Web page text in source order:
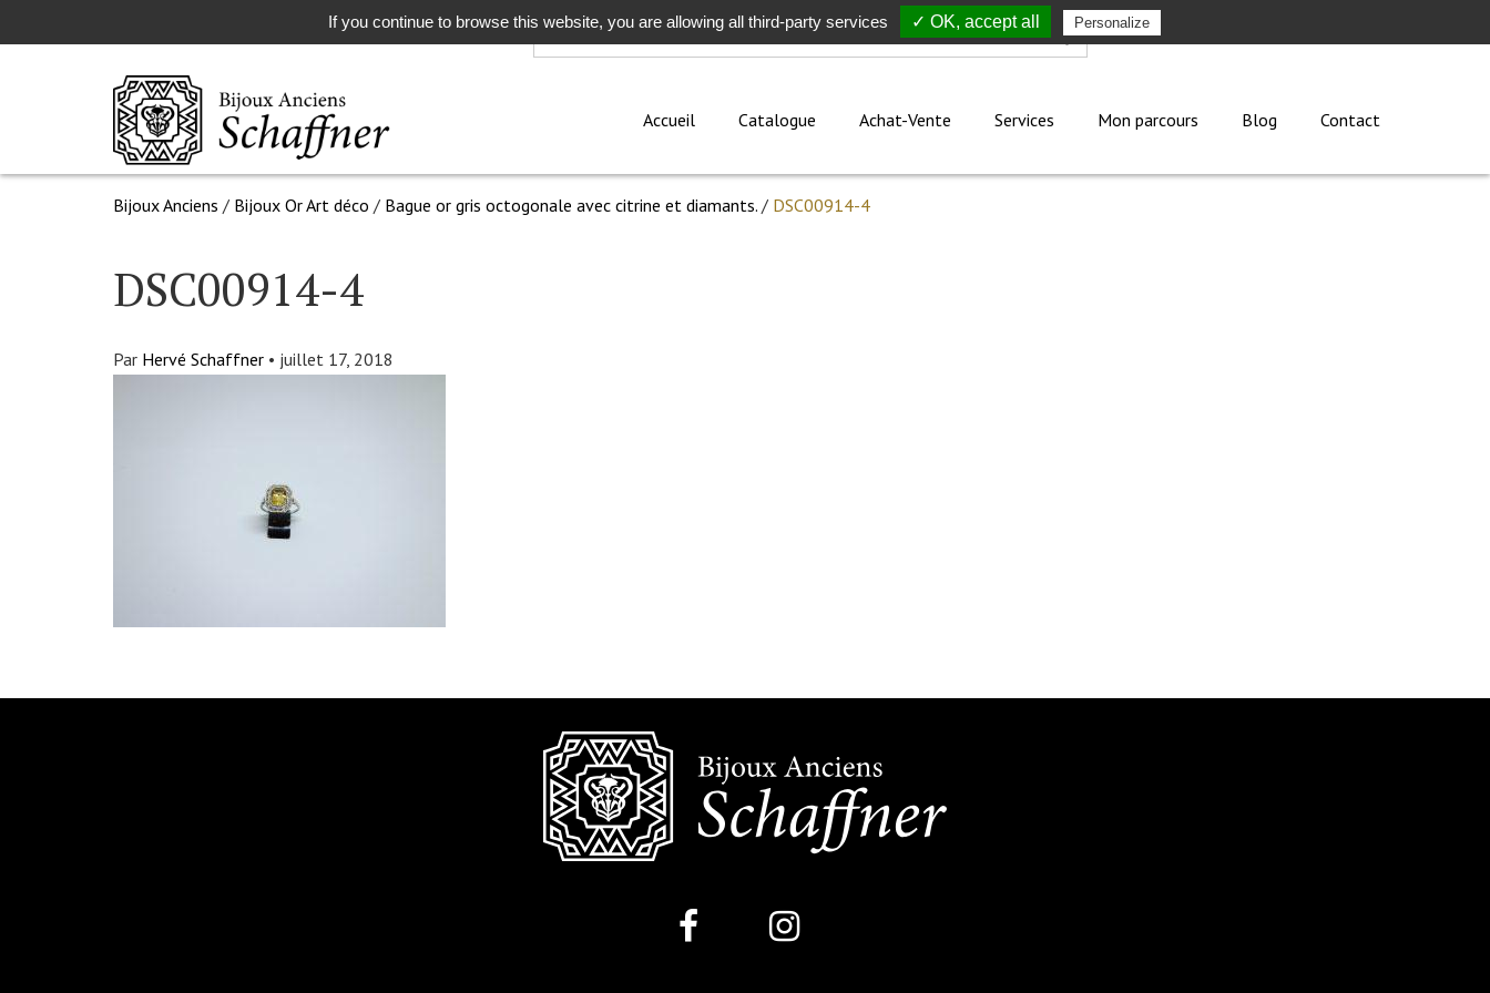
Rechercher
Accueil Catalogue Achat-Vente Services Mon parcours Blog Contact
Bijoux Anciens / Bijoux Or Art déco / Bague or gris octogonale avec citrine et diamants. / DSC00914-4
DSC00914-4
Par Hervé Schaffner • juillet 17, 2018
If you continue to browse this website, you are allowing all third-party services ✓ OK, accept all Personalize